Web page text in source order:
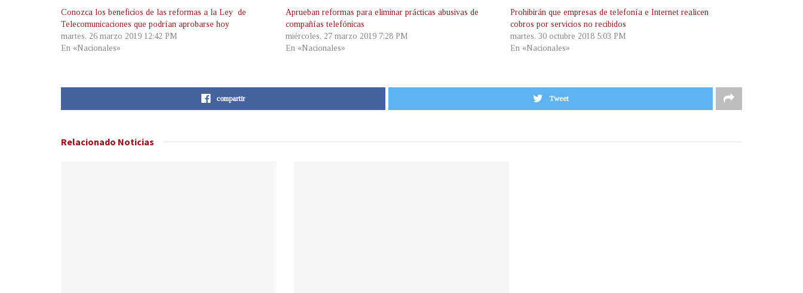
Conozca los beneficios de las reformas a la Ley de
Telecomunicaciones que podrían aprobarse hoy
martes, 26 marzo 2019 12:42 PM
En «Nacionales»
Aprueban reformas para eliminar prácticas abusivas de
compañías telefónicas
miércoles, 27 marzo 2019 7:28 PM
En «Nacionales»
Prohibirán que empresas de telefonía e Internet realicen
cobros por servicios no recibidos
martes, 30 octubre 2018 5:03 PM
En «Nacionales»
compartir Tweet
Relacionado Noticias